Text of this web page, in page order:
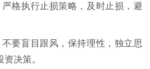
格执行止损策略，及时止损，避
要盲目跟风，保持理性，独立思
决策。